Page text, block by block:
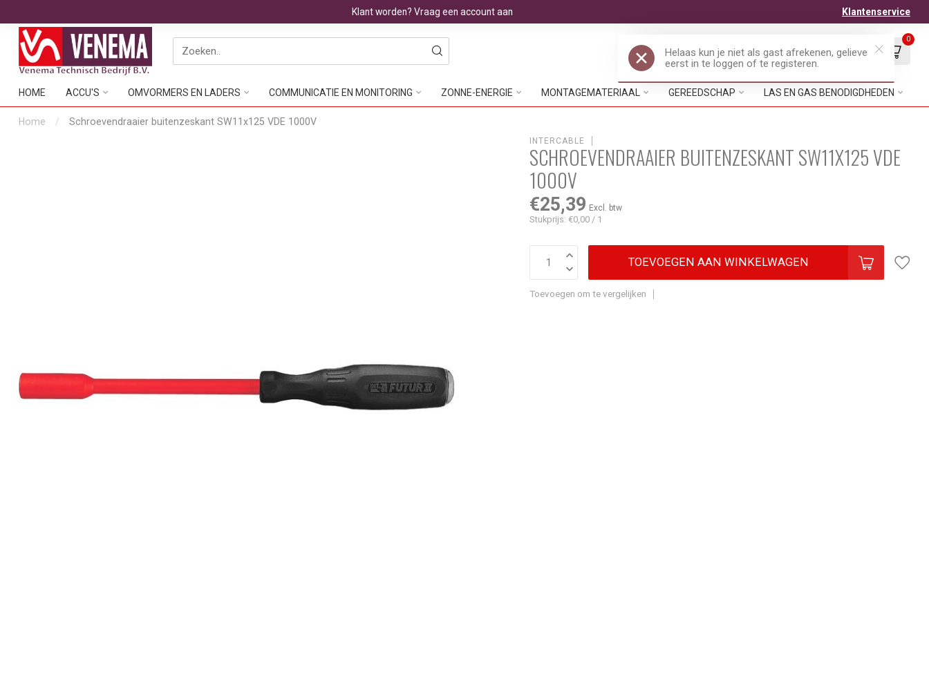
Klant worden? Vraag een account aan Klantenservice
EUR Mijn account Verlanglijst
0
HOME ACCU'S OMVORMERS EN LADERS COMMUNICATIE EN MONITORING ZONNE-ENERGIE MONTAGEMATERIAAL GEREEDSCHAP LAS EN GAS BENODIGDHEDEN
Home / Schroevendraaier buitenzeskant SW11x125 VDE 1000V
INTERCABLE
SCHROEVENDRAAIER BUITENZESKANT SW11X125 VDE
1000V
€25,39 Excl. btw
Stukprijs: €0,00 / 1
TOEVOEGEN AAN WINKELWAGEN
Toevoegen om te vergelijken